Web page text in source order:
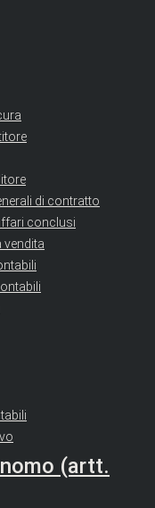
di contratto
conclusi
vendita
(artt.